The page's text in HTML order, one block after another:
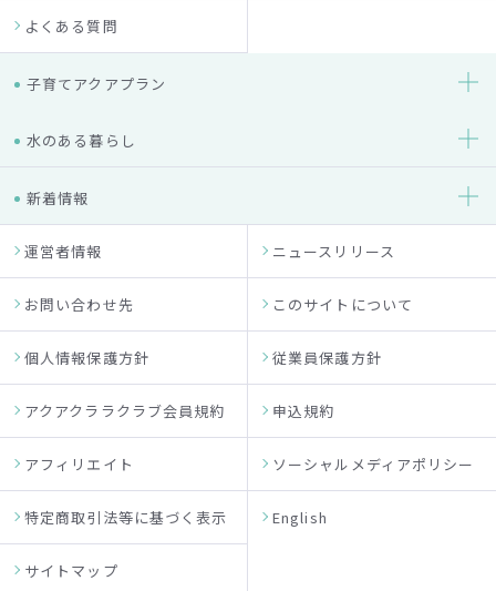
よくある質問
子育てアクアプラン
水のある暮らし
新着情報
運営者情報 ニュースリリース
お問い合わせ先 このサイトについて
個人情報保護方針 従業員保護方針
アクアクララクラブ会員規約 申込規約
アフィリエイト ソーシャルメディアポリシー
特定商取引法等に基づく表示 English
サイトマップ